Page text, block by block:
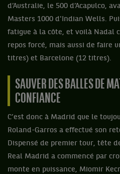
d’Australie, le 500 d’Acapulco,
Masters 1000 d'Indian Wells.
fatigue à la côte, et voilà Nadal
repos forcé, mais aussi de faire
titres) et Barcelone (12 titres).
SAUVER DES BALLES DE
CONFIANCE
C’est donc à Madrid que le
Roland-Garros a effectué son
Dispensé de premier tour, tête
Real Madrid a commencé par
monte en puissance, Miomir